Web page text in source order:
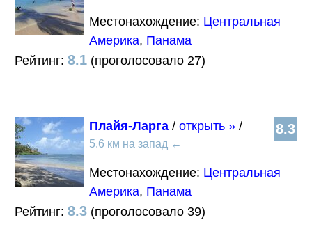
Местонахождение: Центральная
Америка, Панама
Рейтинг: 8.1 (проголосовало 27)
8.3
Плайя-Ларга / открыть » /
5.6 км на запад ←
Местонахождение: Центральная
Америка, Панама
Рейтинг: 8.3 (проголосовало 39)